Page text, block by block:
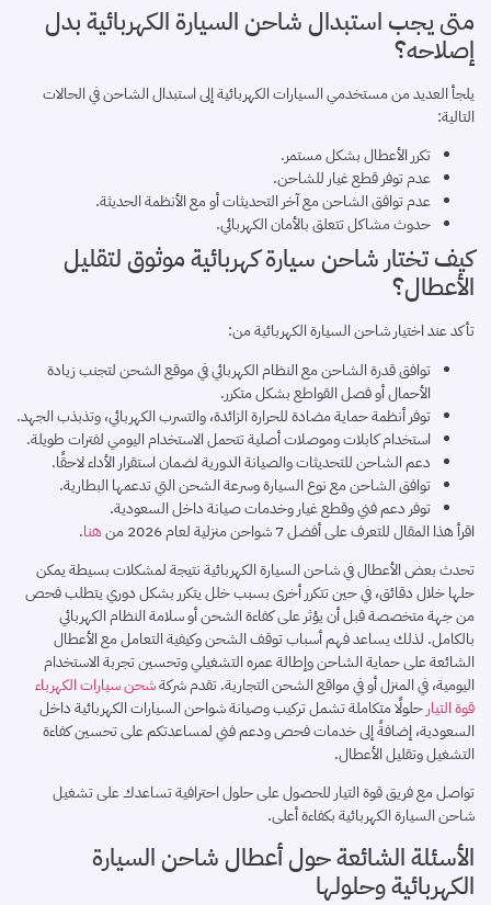
متى يجب استبدال شاحن السيارة الكهربائية بدل
إصلاحه؟
يلجأ العديد من مستخدمي السيارات الكهربائية إلى استبدال الشاحن في الحالات
التالية:
تكرر الأعطال بشكل مستمر.
عدم توفر قطع غيار للشاحن.
عدم توافق الشاحن مع آخر التحديثات أو مع الأنظمة الحديثة.
حدوث مشاكل تتعلق بالأمان الكهربائي.
كيف تختار شاحن سيارة كهربائية موثوق لتقليل
الأعطال؟
تأكد عند اختيار شاحن السيارة الكهربائية من:
توافق قدرة الشاحن مع النظام الكهربائي في موقع الشحن لتجنب زيادة
الأحمال أو فصل القواطع بشكل متكرر.
توفر أنظمة حماية مضادة للحرارة الزائدة، والتسرب الكهربائي، وتذبذب الجهد.
استخدام كابلات وموصلات أصلية تتحمل الاستخدام اليومي لفترات طويلة.
دعم الشاحن للتحديثات والصيانة الدورية لضمان استقرار الأداء لاحقًا.
توافق الشاحن مع نوع السيارة وسرعة الشحن التي تدعمها البطارية.
توفر دعم فني وقطع غيار وخدمات صيانة داخل السعودية.
اقرأ هذا المقال للتعرف على أفضل 7 شواحن منزلية لعام 2026 من
هنا.
تحدث بعض الأعطال في شاحن السيارة الكهربائية نتيجة لمشكلات بسيطة يمكن
حلها خلال دقائق، في حين تتكرر أخرى بسبب خلل يتكرر بشكل دوري يتطلب فحص
من جهة متخصصة قبل أن يؤثر على كفاءة الشحن أو سلامة النظام الكهربائي
بالكامل. لذلك يساعد فهم أسباب توقف الشحن وكيفية التعامل مع الأعطال
الشائعة على حماية الشاحن وإطالة عمره التشغيلي وتحسين تجربة الاستخدام
اليومية، في المنزل أو في مواقع الشحن التجارية. تقدم شركةشحن سيارات الكهرباء
قوة التيارحلولًا متكاملة تشمل تركيب وصيانة شواحن السيارات الكهربائية داخل
السعودية، إضافةً إلى خدمات فحص ودعم فني لمساعدتكم على تحسين كفاءة
التشغيل وتقليل الأعطال.
تواصل مع فريق قوة التيار للحصول على حلول احترافية تساعدك على تشغيل
شاحن السيارة الكهربائية بكفاءة أعلى.
الأسئلة الشائعة حول أعطال شاحن السيارة
الكهربائية وحلولها